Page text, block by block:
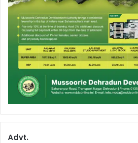
Advt.